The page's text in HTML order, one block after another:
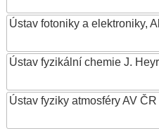
Ústav fotoniky a elektroniky,
Ústav fyzikální chemie J.
Ústav fyziky atmosféry AV ČR